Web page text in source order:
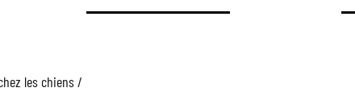
les chiens /